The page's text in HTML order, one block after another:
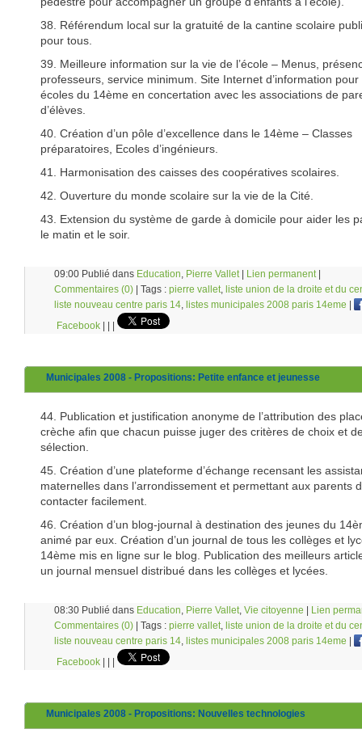
38. Référendum local sur la gratuité de la cantine scolaire
pour tous.
39. Meilleure information sur la vie de l’école – Menus,
professeurs, service minimum. Site Internet d’information pour
écoles du 14ème en concertation avec les associations de
d’élèves.
40. Création d’un pôle d’excellence dans le 14ème – Classes
préparatoires, Ecoles d’ingénieurs.
41. Harmonisation des caisses des coopératives scolaires.
42. Ouverture du monde scolaire sur la vie de la Cité.
43. Extension du système de garde à domicile pour aider les
le matin et le soir.
09:00 Publié dans Education, Pierre Vallet| Lien permanent|
Commentaires (0) | Tags : pierre vallet, liste union de la droite et du
liste nouveau centre paris 14, listes municipales 2008 paris 14eme
Facebook
Municipales 2008 - Propositions: Petite enfance et jeunesse
44. Publication et justification anonyme de l’attribution des
crèche afin que chacun puisse juger des critères de choix et
sélection.
45. Création d’une plateforme d’échange recensant les
maternelles dans l’arrondissement et permettant aux parents
contacter facilement.
46. Création d’un blog-journal à destination des jeunes du
animé par eux. Création d’un journal de tous les collèges et
14ème mis en ligne sur le blog. Publication des meilleurs
un journal mensuel distribué dans les collèges et lycées.
08:30 Publié dans Education, Pierre Vallet, Vie citoyenne
Lien
Commentaires (0) | Tags : pierre vallet, liste union de la droite et du
liste nouveau centre paris 14, listes municipales 2008 paris 14eme
Facebook
Municipales 2008 - Propositions: Nouvelles technologies